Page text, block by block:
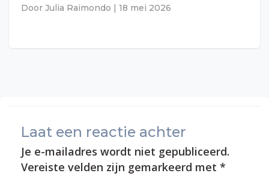
Door Julia Raimondo | 18 mei 2026
Laat een reactie achter
Je e-mailadres wordt niet gepubliceerd.
Vereiste velden zijn gemarkeerd met *